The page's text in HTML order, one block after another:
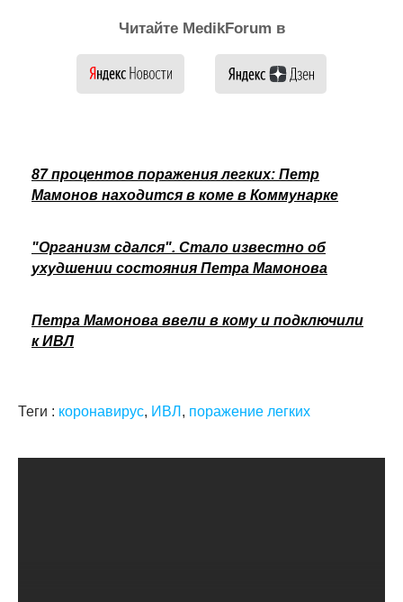
Читайте MedikForum в
87 процентов поражения легких: Петр
Мамонов находится в коме в Коммунарке
"Организм сдался". Стало известно об
ухудшении состояния Петра Мамонова
Петра Мамонова ввели в кому и подключили
к ИВЛ
Теги : коронавирус, ИВЛ , поражение легких